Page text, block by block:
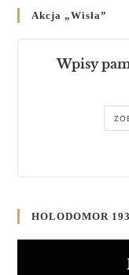
Akcja „Wisła”
Wpisy
HOLODOMOR